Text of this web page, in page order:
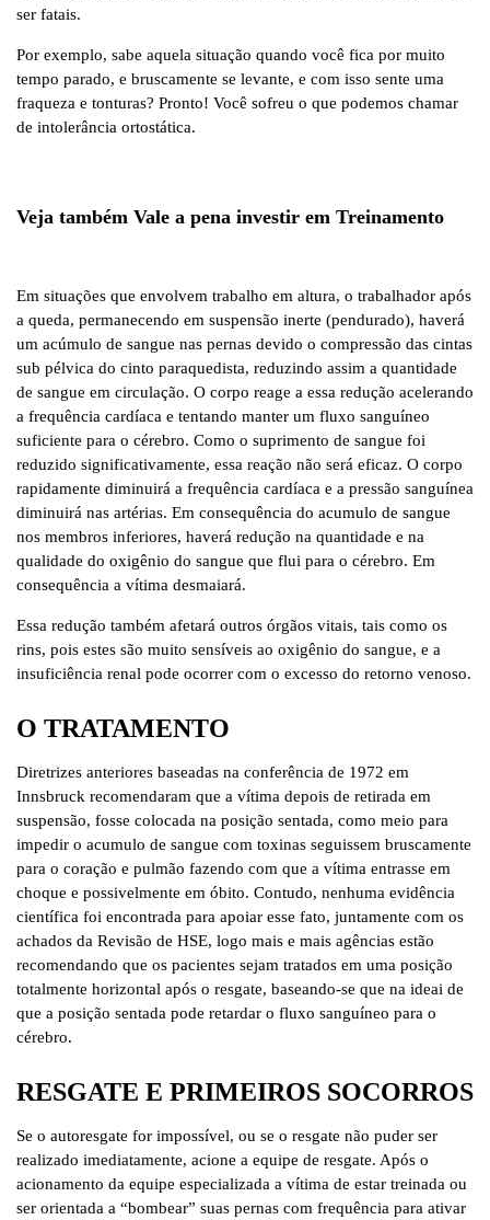
ser fatais.
Por exemplo, sabe aquela situação quando você fica por muito
tempo parado, e bruscamente se levante, e com isso sente uma
fraqueza e tonturas? Pronto! Você sofreu o que podemos chamar
de intolerância ortostática.
Veja também Vale a pena investir em Treinamento
Em situações que envolvem trabalho em altura, o trabalhador após
a queda, permanecendo em suspensão inerte (pendurado), haverá
um acúmulo de sangue nas pernas devido o compressão das cintas
sub pélvica do cinto paraquedista, reduzindo assim a quantidade
de sangue em circulação. O corpo reage a essa redução acelerando
a frequência cardíaca e tentando manter um fluxo sanguíneo
suficiente para o cérebro. Como o suprimento de sangue foi
reduzido significativamente, essa reação não será eficaz. O corpo
rapidamente diminuirá a frequência cardíaca e a pressão sanguínea
diminuirá nas artérias. Em consequência do acumulo de sangue
nos membros inferiores, haverá redução na quantidade e na
qualidade do oxigênio do sangue que flui para o cérebro. Em
consequência a vítima desmaiará.
Essa redução também afetará outros órgãos vitais, tais como os
rins, pois estes são muito sensíveis ao oxigênio do sangue, e a
insuficiência renal pode ocorrer com o excesso do retorno venoso.
O TRATAMENTO
Diretrizes anteriores baseadas na conferência de 1972 em
Innsbruck recomendaram que a vítima depois de retirada em
suspensão, fosse colocada na posição sentada, como meio para
impedir o acumulo de sangue com toxinas seguissem bruscamente
para o coração e pulmão fazendo com que a vítima entrasse em
choque e possivelmente em óbito. Contudo, nenhuma evidência
científica foi encontrada para apoiar esse fato, juntamente com os
achados da Revisão de HSE, logo mais e mais agências estão
recomendando que os pacientes sejam tratados em uma posição
totalmente horizontal após o resgate, baseando-se que na ideai de
que a posição sentada pode retardar o fluxo sanguíneo para o
cérebro.
RESGATE E PRIMEIROS SOCORROS
Se o autoresgate for impossível, ou se o resgate não puder ser
realizado imediatamente, acione a equipe de resgate. Após o
acionamento da equipe especializada a vítima de estar treinada ou
ser orientada a “bombear” suas pernas com frequência para ativar